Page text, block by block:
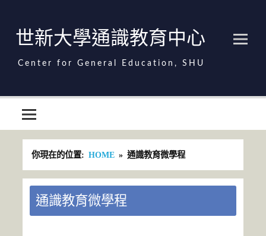
世新大學通識教育中心
你現在的位置: HOME 通識教育微學程
通識教育微學程